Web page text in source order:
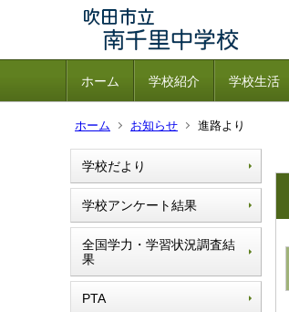
ホーム 学校紹介 学校生活
ホーム お知らせ 進路より
学校だより
学校アンケート結果
全国学力・学習状況調査結
果
PTA